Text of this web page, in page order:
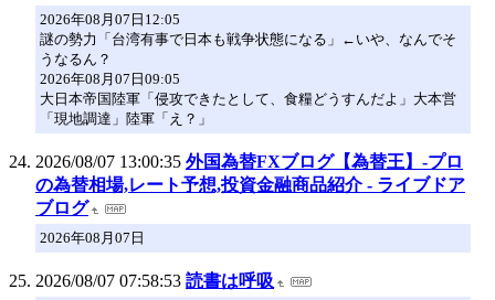
2026年08月07日12:05
謎の勢力「台湾有事で日本も戦争状態になる」←いや、なんでそ
うなるん？
2026年08月07日09:05
大日本帝国陸軍「侵攻できたとして、食糧どうすんだよ」大本営
「現地調達」陸軍「え？」
2026/08/07 13:00:35 外国為替FXブログ【為替王】-プロ
の為替相場,レート予想,投資金融商品紹介 - ライブドア
ブログ
2026年08月07日
2026/08/07 07:58:53 読書は呼吸